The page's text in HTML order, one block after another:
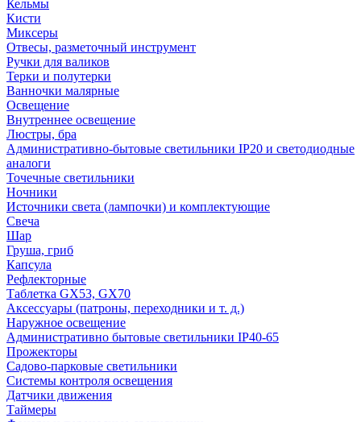
Кельмы
Кисти
Миксеры
Отвесы, разметочный инструмент
Ручки для валиков
Терки и полутерки
Ванночки малярные
Освещение
Внутреннее освещение
Люстры, бра
Административно-бытовые светильники IP20 и светодиодные
аналоги
Точечные светильники
Ночники
Источники света (лампочки) и комплектующие
Свеча
Шар
Груша, гриб
Капсула
Рефлекторные
Таблетка GX53, GX70
Аксессуары (патроны, переходники и т. д.)
Наружное освещение
Административно бытовые светильники IP40-65
Прожекторы
Садово-парковые светильники
Системы контроля освещения
Датчики движения
Таймеры